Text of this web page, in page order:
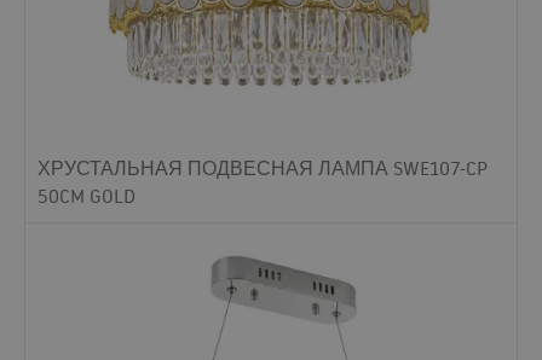
ХРУСТАЛЬНАЯ ПОДВЕСНАЯ ЛАМПА SWE107-CP
50CM GOLD